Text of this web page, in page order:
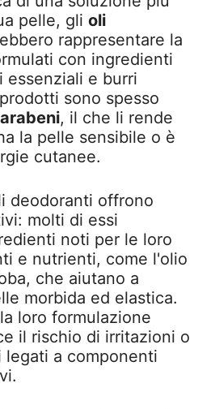
pelle, gli oli
rappresentare la
con ingredienti
essenziali e burri
sono spesso
, il che li rende
la pelle sensibile o è
cutanee.
deodoranti offrono
molti di essi
noti per le loro
e nutrienti, come l'olio
che aiutano a
morbida ed elastica.
loro formulazione
il rischio di irritazioni o
a componenti